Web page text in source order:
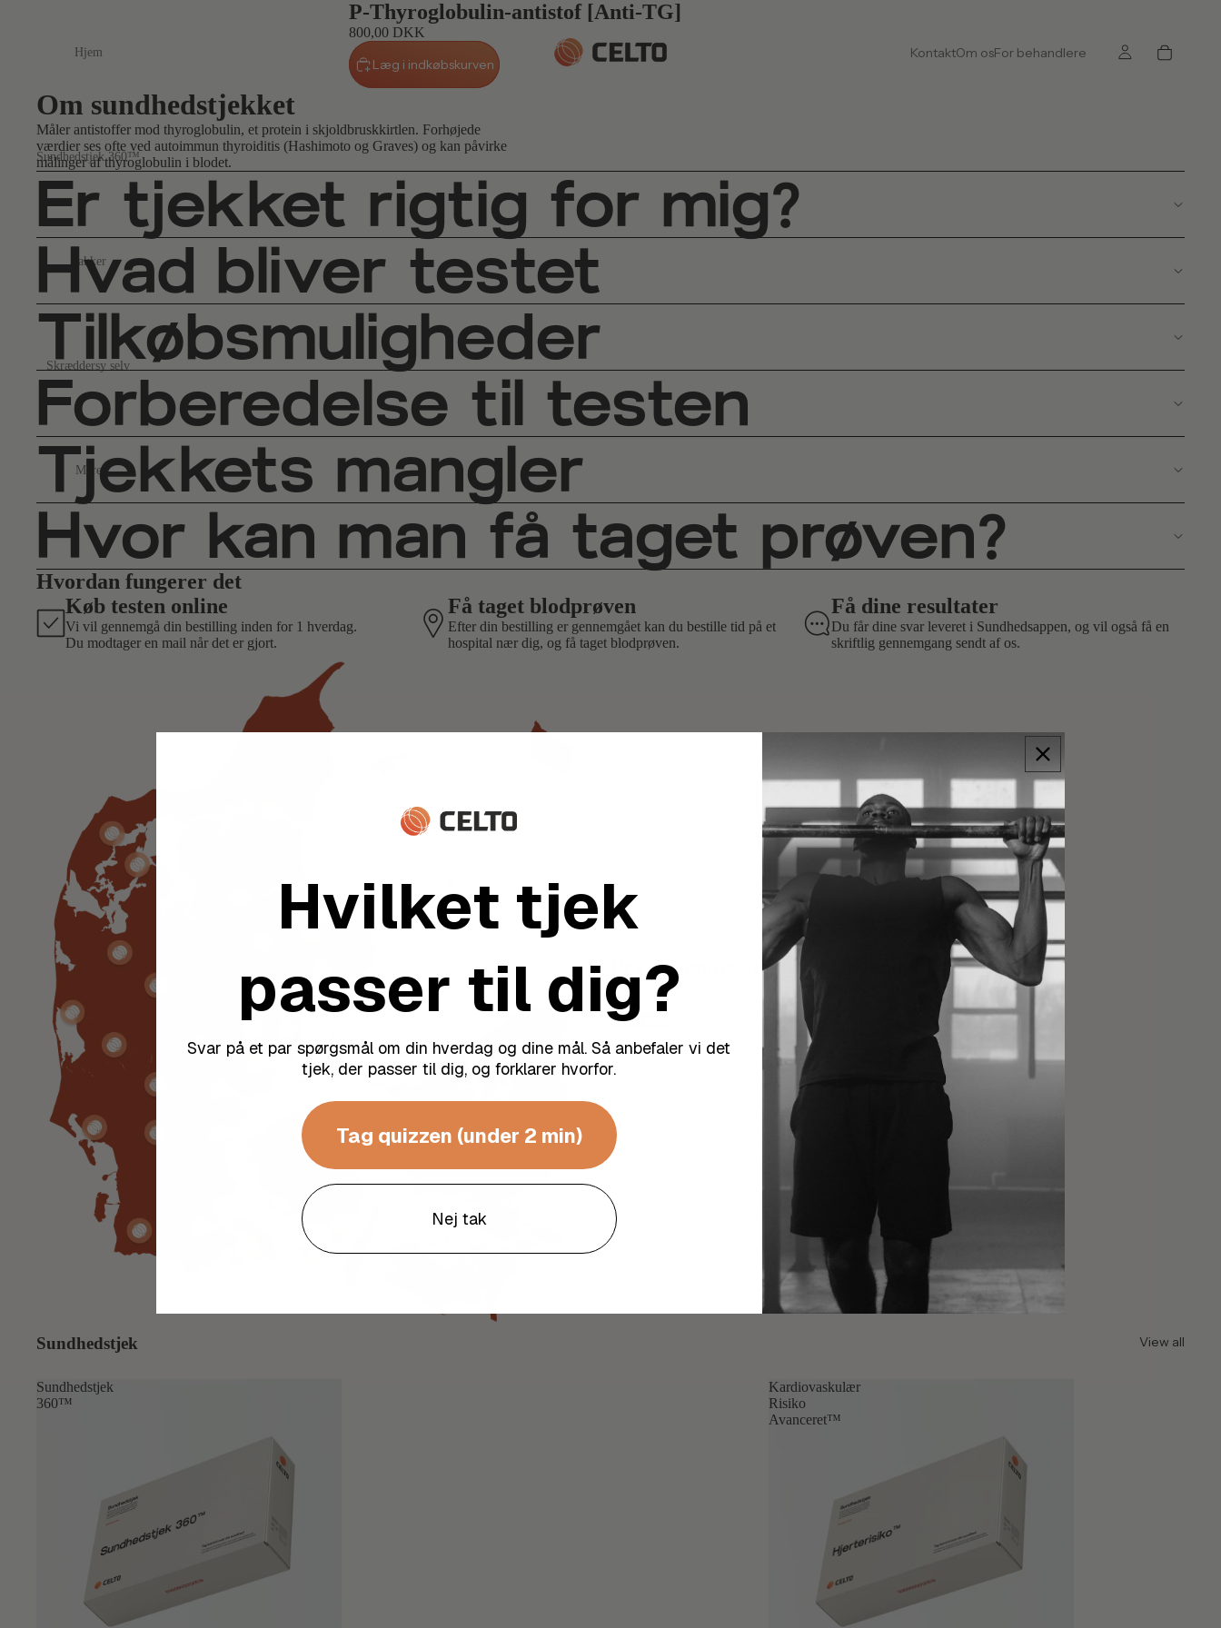
Hjem
Sundhedstjek 360™
Pakker
Skræddersy selv
Mere
KontaktOm osFor behandlere
P-Thyroglobulin-antistof [Anti-TG]
800,00 DKK
Læg i indkøbskurven
Om sundhedstjekket
Måler antistoffer mod thyroglobulin, et protein i skjoldbruskkirtlen. Forhøjede
værdier ses ofte ved autoimmun thyroiditis (Hashimoto og Graves) og kan påvirke
målinger af thyroglobulin i blodet.
Er tjekket rigtig for mig?
Hvad bliver testet
Tilkøbsmuligheder
Forberedelse til testen
Tjekkets mangler
Hvor kan man få taget prøven?
Hvordan fungerer det
Køb testen online
Vi vil gennemgå din bestilling inden for 1 hverdag.
Du modtager en mail når det er gjort.
Få taget blodprøven
Efter din bestilling er gennemgået kan du bestille tid på et
hospital nær dig, og få taget blodprøven.
Få dine resultater
Du får dine svar leveret i Sundhedsappen, og vil også få en
skriftlig gennemgang sendt af os.
Prøvetagningssteder i hele landet
Prøvetagningssteder i 40 forskellige byer, fordelt på 4
forskellige regioner.
Shop now
Sundhedstjek View all
Sundhedstjek
360™
Kardiovaskulær
Risiko
Avanceret™
Hvilket tjek
passer til dig?
Svar på et par spørgsmål om din hverdag og dine mål. Så anbefaler vi det
tjek, der passer til dig, og forklarer hvorfor.
Tag quizzen (under 2 min)
Nej tak